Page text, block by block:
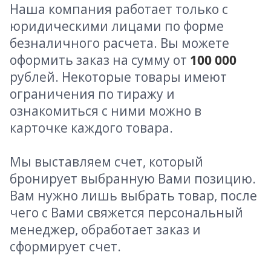
Наша компания работает только с
юридическими лицами по форме
безналичного расчета. Вы можете
оформить заказ на сумму от 100 000
рублей. Некоторые товары имеют
ограничения по тиражу и
ознакомиться с ними можно в
карточке каждого товара.
Мы выставляем счет, который
бронирует выбранную Вами позицию.
Вам нужно лишь выбрать товар, после
чего с Вами свяжется персональный
менеджер, обработает заказ и
сформирует счет.